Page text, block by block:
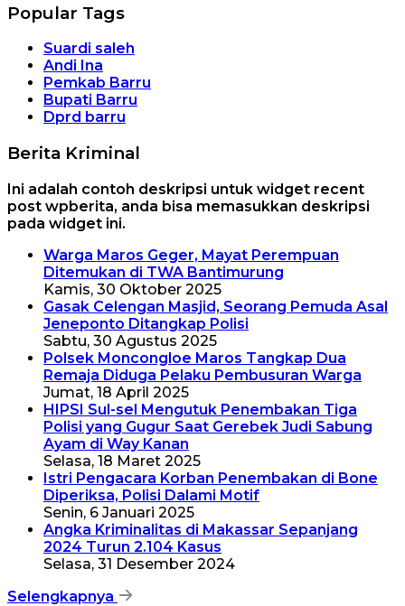
Popular Tags
Suardi saleh
Andi Ina
Pemkab Barru
Bupati Barru
Dprd barru
Berita Kriminal
Ini adalah contoh deskripsi untuk widget recent
post wpberita, anda bisa memasukkan deskripsi
pada widget ini.
Warga Maros Geger, Mayat Perempuan
Ditemukan di TWA Bantimurung
Kamis, 30 Oktober 2025
Gasak Celengan Masjid, Seorang Pemuda Asal
Jeneponto Ditangkap Polisi
Sabtu, 30 Agustus 2025
Polsek Moncongloe Maros Tangkap Dua
Remaja Diduga Pelaku Pembusuran Warga
Jumat, 18 April 2025
HIPSI Sul-sel Mengutuk Penembakan Tiga
Polisi yang Gugur Saat Gerebek Judi Sabung
Ayam di Way Kanan
Selasa, 18 Maret 2025
Istri Pengacara Korban Penembakan di Bone
Diperiksa, Polisi Dalami Motif
Senin, 6 Januari 2025
Angka Kriminalitas di Makassar Sepanjang
2024 Turun 2.104 Kasus
Selasa, 31 Desember 2024
Selengkapnya